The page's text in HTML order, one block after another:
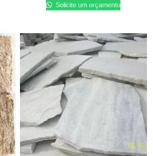
Solicite um orçamento